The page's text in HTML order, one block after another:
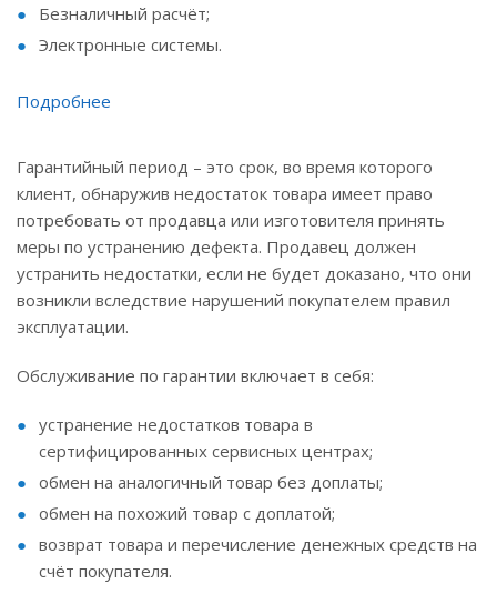
Безналичный расчёт;
Электронные системы.
Подробнее
Гарантийный период – это срок, во время которого
клиент, обнаружив недостаток товара имеет право
потребовать от продавца или изготовителя принять
меры по устранению дефекта. Продавец должен
устранить недостатки, если не будет доказано, что они
возникли вследствие нарушений покупателем правил
эксплуатации.
Обслуживание по гарантии включает в себя:
устранение недостатков товара в
сертифицированных сервисных центрах;
обмен на аналогичный товар без доплаты;
обмен на похожий товар с доплатой;
возврат товара и перечисление денежных средств на
счёт покупателя.